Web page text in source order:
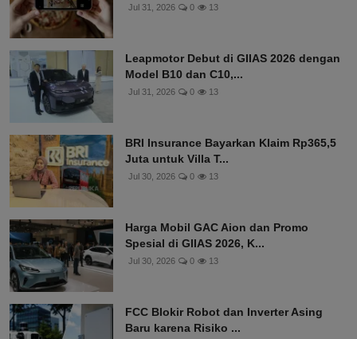
Jul 31, 2026 0 13
Leapmotor Debut di GIIAS 2026 dengan
Model B10 dan C10,...
Jul 31, 2026 0 13
BRI Insurance Bayarkan Klaim Rp365,5
Juta untuk Villa T...
Jul 30, 2026 0 13
Harga Mobil GAC Aion dan Promo
Spesial di GIIAS 2026, K...
Jul 30, 2026 0 13
FCC Blokir Robot dan Inverter Asing
Baru karena Risiko ...